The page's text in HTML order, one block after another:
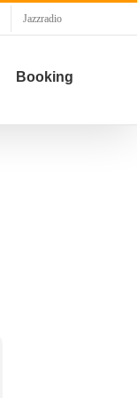
Jazzradio
Booking